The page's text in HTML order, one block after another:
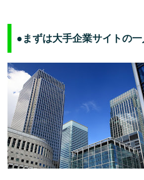
●まずは大手企業サイトの